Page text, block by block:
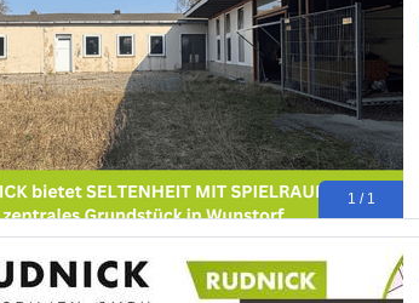
1 / 1